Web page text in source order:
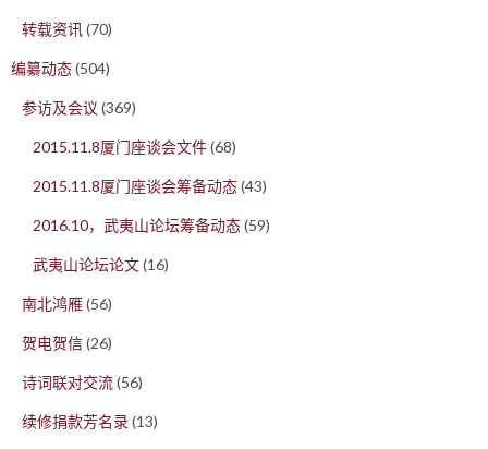
转载资讯(70)
编纂动态(504)
参访及会议 (369)
2015.11.8厦门座谈会文件(68)
2015.11.8厦门座谈会筹备动态(43)
2016.10，武夷山论坛筹备动态(59)
武夷山论坛论文(16)
南北鸿雁(56)
贺电贺信(26)
诗词联对交流(56)
续修捐款芳名录(13)